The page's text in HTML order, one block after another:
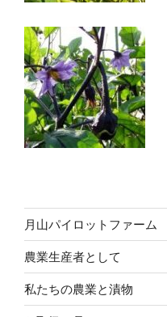
月山パイロットファーム
農業生産者として
私たちの農業と漬物